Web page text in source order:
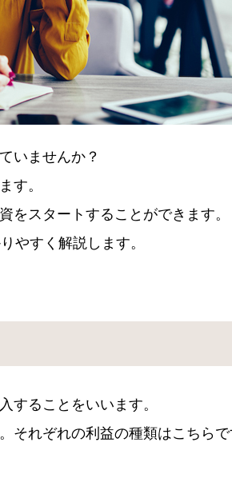
いませんか？
す。
をスタートすることができます。
やすく解説します。
することをいいます。
それぞれの利益の種類はこちらで